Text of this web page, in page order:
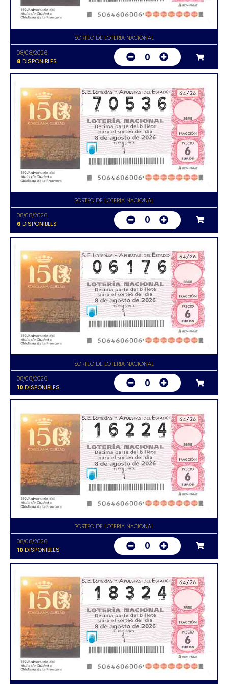
SORTEO DE LOTERIA NACIONAL
08/08/2026
8 DISPONIBLES 0
SORTEO DE LOTERIA NACIONAL
08/08/2026
6 DISPONIBLES 0
SORTEO DE LOTERIA NACIONAL
08/08/2026
10 DISPONIBLES 0
SORTEO DE LOTERIA NACIONAL
08/08/2026
10 DISPONIBLES 0